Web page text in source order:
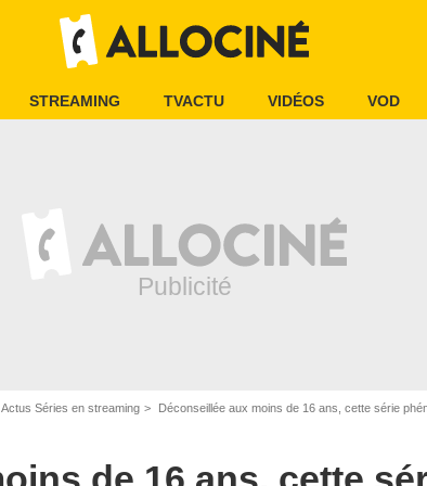
STREAMING TVACTU VIDÉOS VOD
Actus Séries en streaming Déconseillée aux moins de 16 ans, cette série